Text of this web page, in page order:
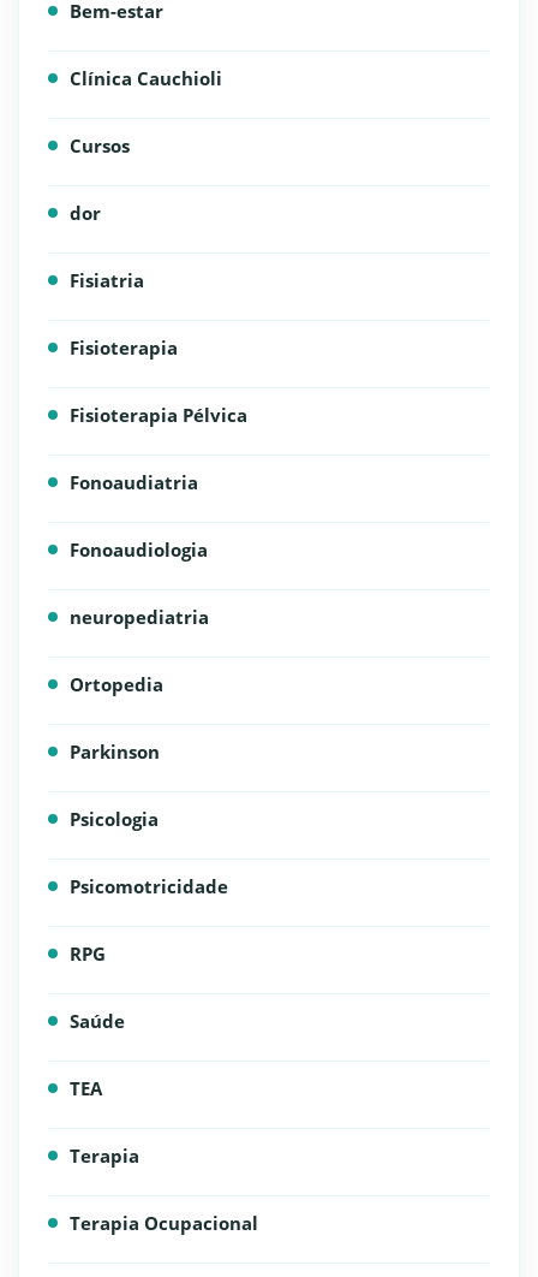
Bem-estar
Clínica Cauchioli
Cursos
dor
Fisiatria
Fisioterapia
Fisioterapia Pélvica
Fonoaudiatria
Fonoaudiologia
neuropediatria
Ortopedia
Parkinson
Psicologia
Psicomotricidade
RPG
Saúde
TEA
Terapia
Terapia Ocupacional